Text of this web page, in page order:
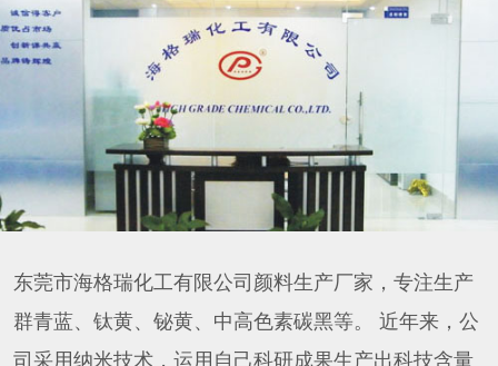
东莞市海格瑞化工有限公司颜料生产厂家，专注生产
群青蓝、钛黄、铋黄、中高色素碳黑等。 近年来，公
司采用纳米技术，运用自己科研成果生产出科技含量